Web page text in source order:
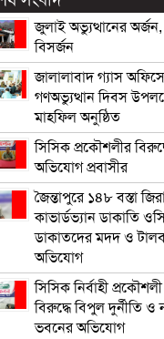
জুলাই অভ্যুত্থানের
বিসর্জন
জালালাবাদ গ্যাস
গণঅভ্যুত্থান দিবস
মাহফিল অনুষ্ঠিত
সিসিক প্রকৌশলীর
অভিযোগ প্রবাসীর
জৈন্তাপুরে ১৪৮ বস্তা
কাভার্ডভ্যান ডাকাতি
ডাকাতদের মদদ ও
অভিযোগ
সিসিক নির্বাহী
বিরুদ্ধে বিপুল দুর্নীতি ও
ভবনের অভিযোগ